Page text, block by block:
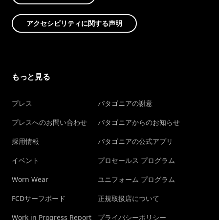
アクセシビリティに関する声明
もっと見る
プレス
プレスへのお問い合わせ
採用情報
イベント
Worn Wear
FCDサーフボード
Work in Progress Report
パタゴニアの謝意
パタゴニアからのお知らせ
パタゴニアの公式アプリ
プロセールス プログラム
ユニフォーム プログラム
正規取扱店について
プライバシーポリシー